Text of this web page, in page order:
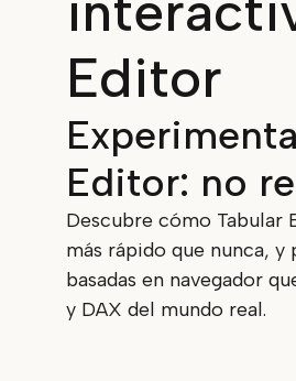
Editor
Editor: no
Descubre cómo Tabular
más rápido que nunca,
basadas en navegador
y DAX del mundo real.